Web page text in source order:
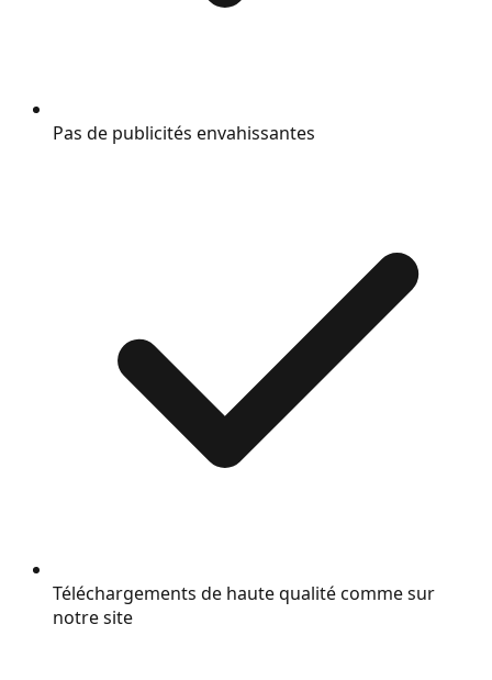
Pas de publicités envahissantes
Téléchargements de haute qualité comme sur
notre site